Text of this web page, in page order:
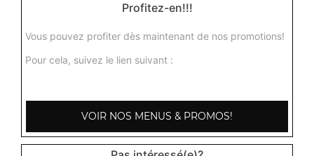
Profitez-en!!!
Vous pouvez profiter dès maintenant de nos promotions!
Pour cela, suivez le lien suivant :
VOIR NOS MENUS & PROMOS!